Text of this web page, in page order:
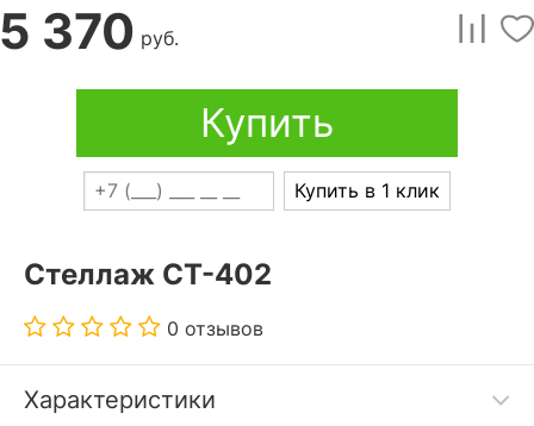
5 370 руб.
Купить
Купить в 1 клик
Стеллаж СТ-402
0 отзывов
Характеристики